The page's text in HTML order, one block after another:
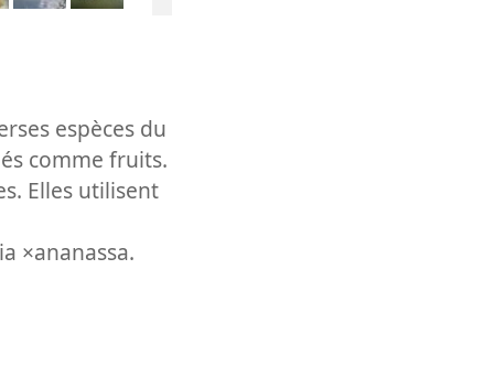
espèces du
comme fruits.
Elles utilisent
×ananassa.